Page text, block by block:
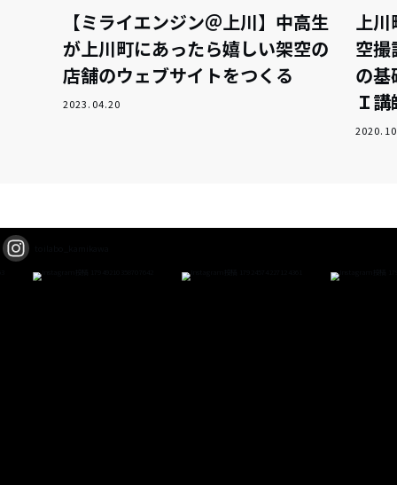
【ミライエンジン＠上川】中高生
が上川町にあったら嬉しい架空の
店舗のウェブサイトをつくる
2023.04.20
上川
空撮
の基
Ｉ